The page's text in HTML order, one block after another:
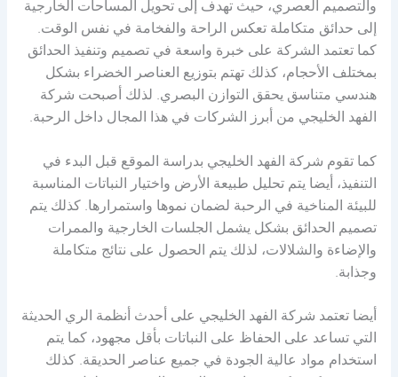
والتصميم العصري، حيث تهدف إلى تحويل المساحات الخارجية
إلى حدائق متكاملة تعكس الراحة والفخامة في نفس الوقت.
كما تعتمد الشركة على خبرة واسعة في تصميم وتنفيذ الحدائق
بمختلف الأحجام، كذلك تهتم بتوزيع العناصر الخضراء بشكل
هندسي متناسق يحقق التوازن البصري. لذلك أصبحت شركة
الفهد الخليجي من أبرز الشركات في هذا المجال داخل الرحبة.
كما تقوم شركة الفهد الخليجي بدراسة الموقع قبل البدء في
التنفيذ، أيضا يتم تحليل طبيعة الأرض واختيار النباتات المناسبة
للبيئة المناخية في الرحبة لضمان نموها واستمرارها. كذلك يتم
تصميم الحدائق بشكل يشمل الجلسات الخارجية والممرات
والإضاءة والشلالات، لذلك يتم الحصول على نتائج متكاملة
وجذابة.
أيضا تعتمد شركة الفهد الخليجي على أحدث أنظمة الري الحديثة
التي تساعد على الحفاظ على النباتات بأقل مجهود، كما يتم
استخدام مواد عالية الجودة في جميع عناصر الحديقة. كذلك